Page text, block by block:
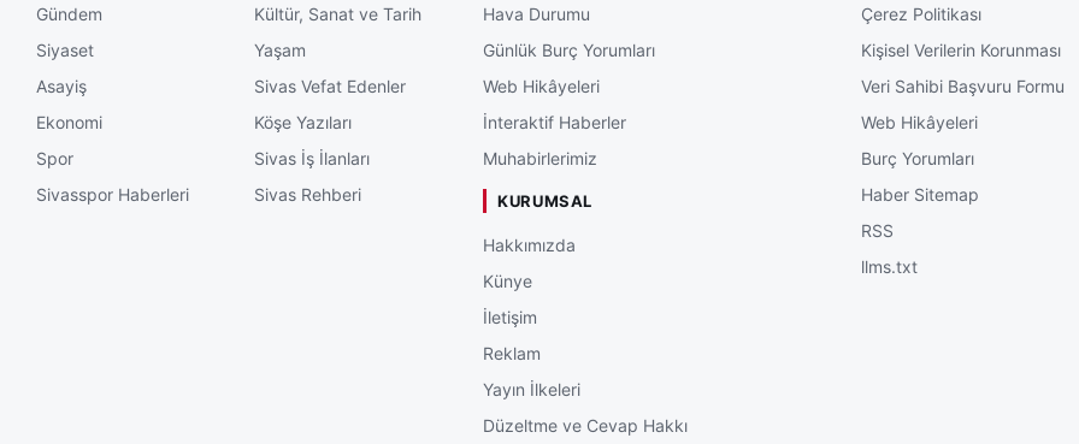
Gündem
Siyaset
Asayiş
Ekonomi
Spor
Sivasspor Haberleri
Kültür, Sanat ve Tarih
Yaşam
Sivas Vefat Edenler
Köşe Yazıları
Sivas İş İlanları
Sivas Rehberi
Hava Durumu
Günlük Burç Yorumları
Web Hikâyeleri
İnteraktif Haberler
Muhabirlerimiz
KURUMSAL
Hakkımızda
Künye
İletişim
Reklam
Yayın İlkeleri
Düzeltme ve Cevap Hakkı
Çerez Politikası
Kişisel Verilerin Korunması
Veri Sahibi Başvuru Formu
Web Hikâyeleri
Burç Yorumları
Haber Sitemap
RSS
llms.txt